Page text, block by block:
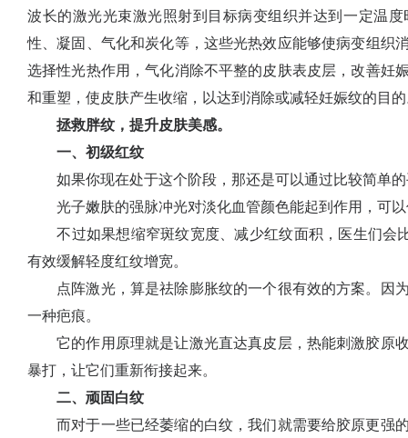
波长的激光光束激光照射到目标病变组织并达到一定温
性、凝固、气化和炭化等，这些光热效应能够使病变组织
选择性光热作用，气化消除不平整的皮肤表皮层，改善妊
和重塑，使皮肤产生收缩，以达到消除或减轻妊娠纹的目
拯救胖纹，提升皮肤美感。
一、初级红纹
如果你现在处于这个阶段，那还是可以通过比较简单的
光子嫩肤的强脉冲光对淡化血管颜色能起到作用，可以
不过如果想缩窄斑纹宽度、减少红纹面积，医生们会
有效缓解轻度红纹增宽。
点阵激光，算是祛除膨胀纹的一个很有效的方案。因
一种疤痕。
它的作用原理就是让激光直达真皮层，热能刺激胶原
暴打，让它们重新衔接起来。
二、顽固白纹
而对于一些已经萎缩的白纹，我们就需要给胶原更强